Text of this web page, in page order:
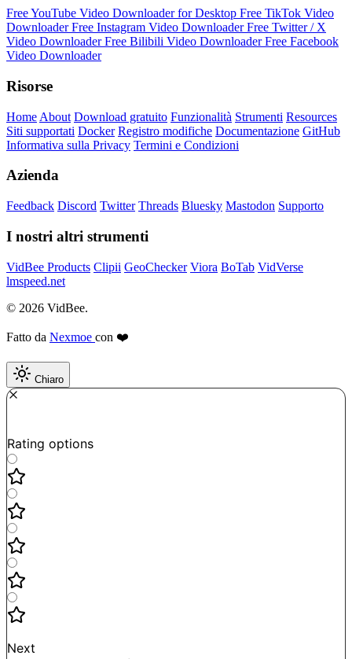
Free YouTube Video Downloader for Desktop Free TikTok Video
DownloaderFree Instagram Video DownloaderFree Twitter / X
Video DownloaderFree Bilibili Video DownloaderFree Facebook
Video Downloader
Risorse
Home About Download gratuito Funzionalità Strumenti Resources
Siti supportati Docker Registro modifiche Documentazione GitHub
Informativa sulla Privacy Termini e Condizioni
Azienda
Feedback Discord Twitter Threads Bluesky Mastodon Supporto
I nostri altri strumenti
VidBee Products Clipii GeoChecker Viora BoTab VidVerse
lmspeed.net
© 2026 VidBee.
Fatto da Nexmoe con ❤️
Chiaro
Rating options
Next